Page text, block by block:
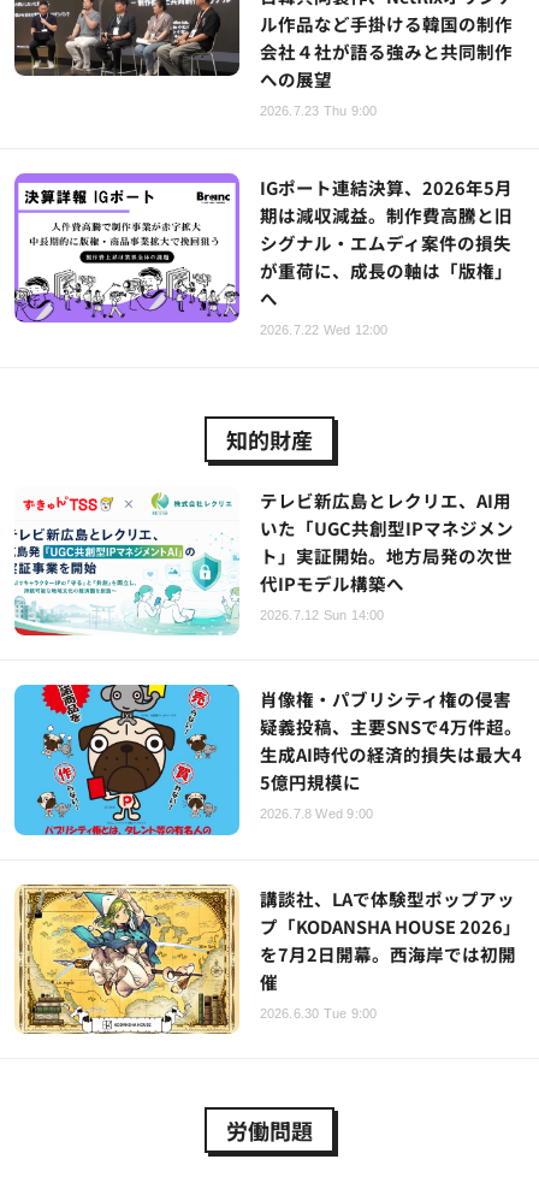
ル作品など手掛ける韓国の制作
会社４社が語る強みと共同制作
への展望
2026.7.23 Thu 9:00
IGポート連結決算、2026年5月
期は減収減益。制作費高騰と旧
シグナル・エムディ案件の損失
が重荷に、成長の軸は「版権」
へ
2026.7.22 Wed 12:00
知的財産
テレビ新広島とレクリエ、AI用
いた「UGC共創型IPマネジメン
ト」実証開始。地方局発の次世
代IPモデル構築へ
2026.7.12 Sun 14:00
肖像権・パブリシティ権の侵害
疑義投稿、主要SNSで4万件超。
生成AI時代の経済的損失は最大4
5億円規模に
2026.7.8 Wed 9:00
講談社、LAで体験型ポップアッ
プ「KODANSHA HOUSE 2026」
を7月2日開幕。西海岸では初開
催
2026.6.30 Tue 9:00
労働問題